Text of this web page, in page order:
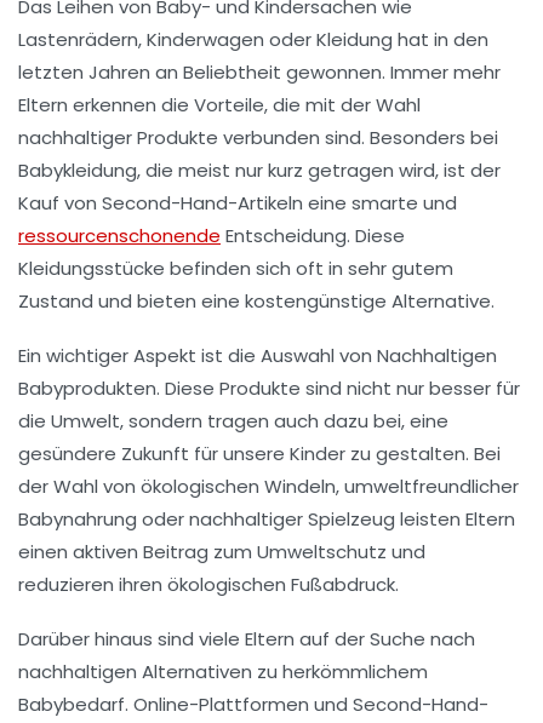
Das Leihen von Baby- und Kindersachen wie
Lastenrädern, Kinderwagen oder Kleidung hat in den
letzten Jahren an Beliebtheit gewonnen. Immer mehr
Eltern erkennen die Vorteile, die mit der Wahl
nachhaltiger Produkte verbunden sind. Besonders bei
Babykleidung, die meist nur kurz getragen wird, ist der
Kauf von Second-Hand-Artikeln eine smarte und
ressourcenschonende Entscheidung. Diese
Kleidungsstücke befinden sich oft in sehr gutem
Zustand und bieten eine kostengünstige Alternative.
Ein wichtiger Aspekt ist die Auswahl von Nachhaltigen
Babyprodukten. Diese Produkte sind nicht nur besser für
die Umwelt, sondern tragen auch dazu bei, eine
gesündere Zukunft für unsere Kinder zu gestalten. Bei
der Wahl von ökologischen Windeln,umweltfreundlicher
Babynahrung odernachhaltiger Spielzeug leisten Eltern
einen aktiven Beitrag zum Umweltschutz und
reduzieren ihren ökologischen Fußabdruck.
Darüber hinaus sind viele Eltern auf der Suche nach
nachhaltigen Alternativen zu herkömmlichem
Babybedarf. Online-Plattformen und Second-Hand-